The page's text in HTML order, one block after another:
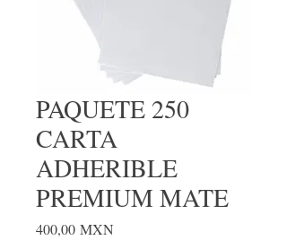
PAQUETE 250
CARTA
ADHERIBLE
PREMIUM MATE
400,00 MXN